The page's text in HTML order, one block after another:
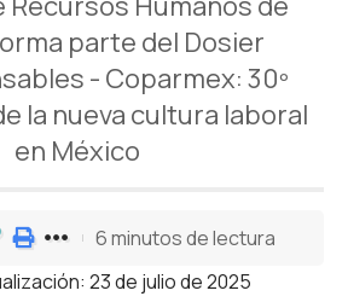
parte del Dosier
- Coparmex: 30º
la nueva cultura laboral
en México
23 de julio de 2025
6 minutos de lectura